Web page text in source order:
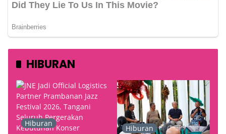
HIBURAN
Hiburan
Hiburan